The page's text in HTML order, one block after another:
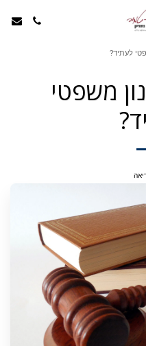
לעתיד?
משפטי